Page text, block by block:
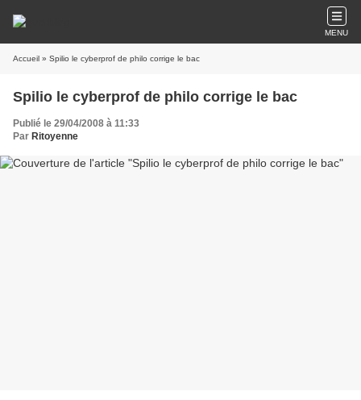
MENU
Accueil » Spilio le cyberprof de philo corrige le bac
Spilio le cyberprof de philo corrige le bac
Publié le 29/04/2008 à 11:33
Par Ritoyenne